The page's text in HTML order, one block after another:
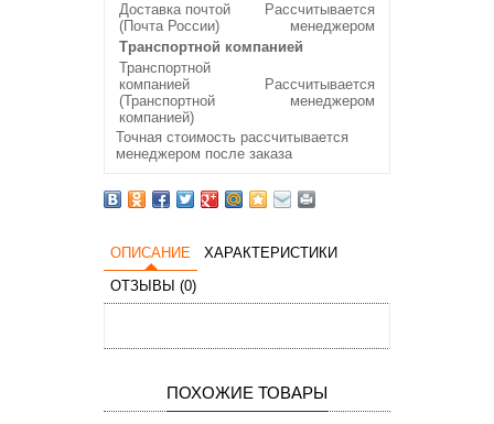
Доставка почтой
(Почта России)
Рассчитывается
менеджером
Транспортной компанией
Транспортной
компанией
(Транспортной
компанией)
Рассчитывается
менеджером
Точная стоимость рассчитывается
менеджером после заказа
ОПИСАНИЕ
ХАРАКТЕРИСТИКИ
ОТЗЫВЫ (0)
ПОХОЖИЕ ТОВАРЫ